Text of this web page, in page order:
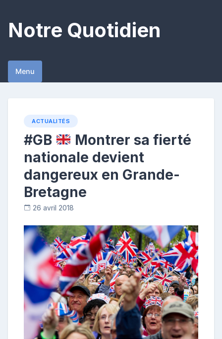
content
Notre Quotidien
Menu
ACTUALITÉS
#GB
Montrer sa fierté
nationale devient
dangereux en Grande-
Bretagne
26 avril 2018
e
p
o
s
t
e
u
r